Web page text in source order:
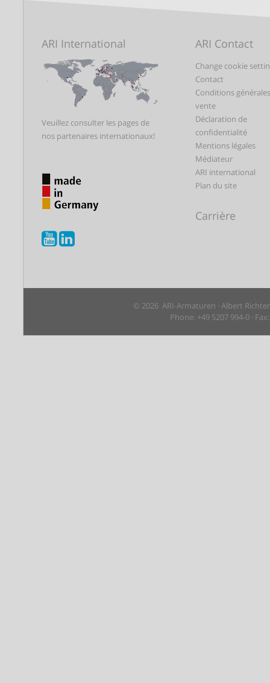
ARI International
Veuillez consulter les pages de
nos partenaires internationaux!
ARI Contact
Change cookie
Contact
Conditions
vente
Déclaration de
confidentialité
Mentions légales
Médiateur
ARI international
Plan du site
Carrière
© 2026 ARI-Armaturen · Albert
Phone: +49 5207 994-0 ·